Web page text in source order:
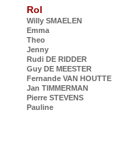
Rol
Willy SMAELEN
Emma
Theo
Jenny
Rudi DE RIDDER
Guy DE MEESTER
Fernande VAN HOUTTE
Jan TIMMERMAN
Pierre STEVENS
Pauline